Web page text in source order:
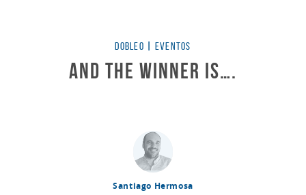
DOBLEO EVENTOS
And the winner is….
Santiago Hermosa